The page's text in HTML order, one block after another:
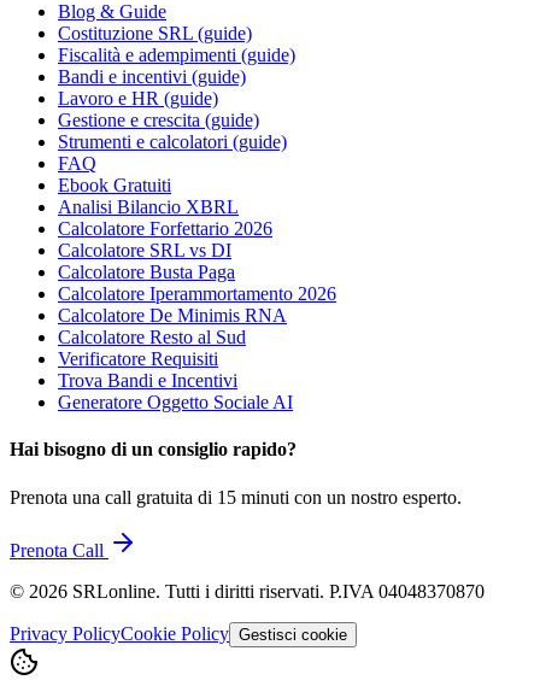
Blog & Guide
Costituzione SRL (guide)
Fiscalità e adempimenti (guide)
Bandi e incentivi (guide)
Lavoro e HR (guide)
Gestione e crescita (guide)
Strumenti e calcolatori (guide)
FAQ
Ebook Gratuiti
Analisi Bilancio XBRL
Calcolatore Forfettario 2026
Calcolatore SRL vs DI
Calcolatore Busta Paga
Calcolatore Iperammortamento 2026
Calcolatore De Minimis RNA
Calcolatore Resto al Sud
Verificatore Requisiti
Trova Bandi e Incentivi
Generatore Oggetto Sociale AI
Hai bisogno di un consiglio rapido?
Prenota una call gratuita di 15 minuti con un nostro esperto.
Prenota Call
© 2026 SRLonline. Tutti i diritti riservati. P.IVA 04048370870
Privacy PolicyCookie Policy Gestisci cookie